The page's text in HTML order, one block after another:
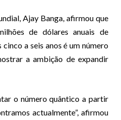
Ajay Banga, afirmou que
de dólares anuais de
a seis anos é um número
a ambição de expandir
o número quântico a partir
actualmente”, afirmou